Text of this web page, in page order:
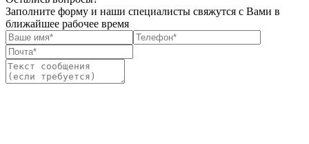
Заполните форму и наши специалисты свяжутся с Вами в
ближайшее рабочее время